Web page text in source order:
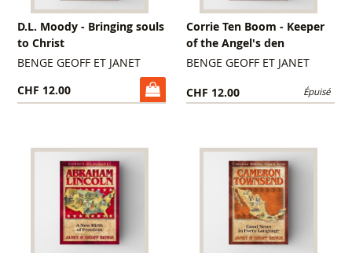
D.L. Moody - Bringing souls
to Christ
BENGE GEOFF ET JANET
CHF 12.00
Corrie Ten Boom - Keeper
of the Angel's den
BENGE GEOFF ET JANET
CHF 12.00 Épuisé